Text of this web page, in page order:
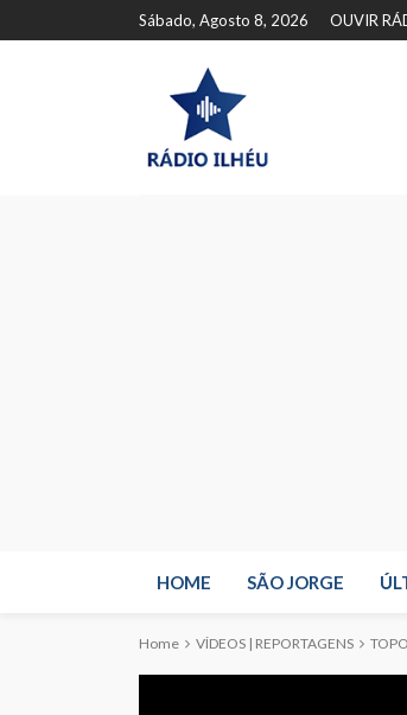
Sábado, Agosto 8, 2026 OUVIR
HOME SÃO JORGE
Home VÍDEOS | REPORTAGENS